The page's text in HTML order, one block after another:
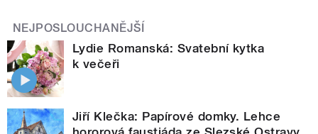
NEJPOSLOUCHANĚJŠÍ
Lydie Romanská: Svatební kytka
k večeři
Jiří Klečka: Papírové domky. Lehce